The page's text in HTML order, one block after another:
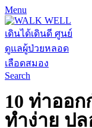
Menu
Search
10 ท่าออ
ทำง่าย ป